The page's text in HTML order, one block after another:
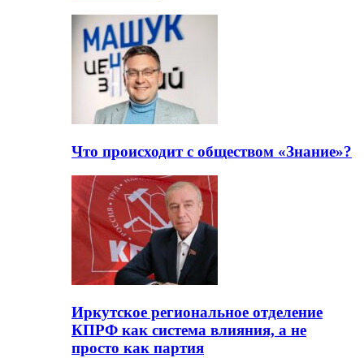
Что происходит с обществом «Знание»?
Иркутское региональное отделение
КПРФ как система влияния, а не
просто как партия